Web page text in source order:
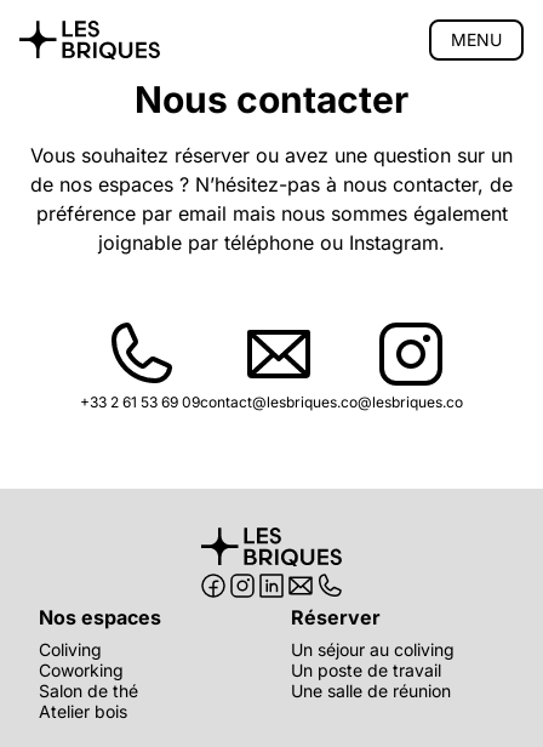
MENU
Coliving
Coworking
Salon de thé
Atelier bois
🇬🇧 English version
Nous contacter
Vous souhaitez réserver ou avez une question sur un
de nos espaces ? N’hésitez-pas à nous contacter, de
préférence par email mais nous sommes également
joignable par téléphone ou Instagram.
+33 2 61 53 69 09contact@lesbriques.co@lesbriques.co
Nos espaces
Coliving
Coworking
Salon de thé
Atelier bois
Réserver
Un séjour au coliving
Un poste de travail
Une salle de réunion